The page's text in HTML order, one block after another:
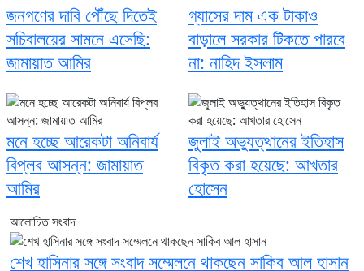
জনগণের দাবি পৌঁছে দিতেই
সচিবালয়ের সামনে এসেছি:
জামায়াত আমির
গ্যাসের দাম এক টাকাও
বাড়ালে সরকার টিকতে পারবে
না: নাহিদ ইসলাম
মনে হচ্ছে আরেকটা অনিবার্য
বিপ্লব আসন্ন: জামায়াত
আমির
জুলাই অভ্যুত্থানের ইতিহাস
বিকৃত করা হয়েছে: আখতার
হোসেন
আলোচিত সংবাদ
শেখ হাসিনার সঙ্গে সংবাদ সম্মেলনে থাকছেন সাকিব আল হাসান